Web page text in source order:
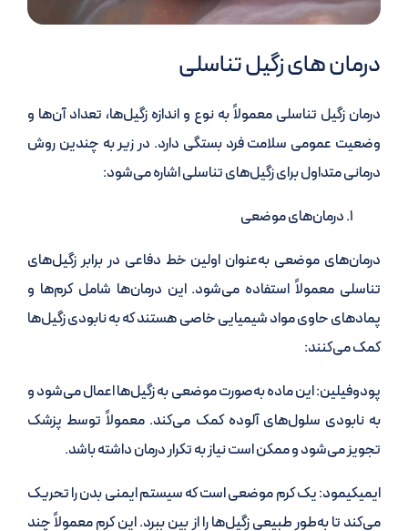
درمان های زگیل تناسلی
درمان زگیل تناسلی معمولاً به نوع و اندازه زگیل‌ها، تعداد آن‌ها و
وضعیت عمومی سلامت فرد بستگی دارد. در زیر به چندین روش
درمانی متداول برای زگیل‌های تناسلی اشاره می‌شود:
درمان‌های موضعی
درمان‌های موضعی به‌عنوان اولین خط دفاعی در برابر زگیل‌های
تناسلی معمولاً استفاده می‌شود. این درمان‌ها شامل کرم‌ها و
پمادهای حاوی مواد شیمیایی خاصی هستند که به نابودی زگیل‌ها
کمک می‌کنند:
پودوفیلین: این ماده به‌صورت موضعی به زگیل‌ها اعمال می‌شود و
به نابودی سلول‌های آلوده کمک می‌کند. معمولاً توسط پزشک
تجویز می‌شود و ممکن است نیاز به تکرار درمان داشته باشد.
ایمیکیمود: یک کرم موضعی است که سیستم ایمنی بدن را تحریک
می‌کند تا به‌طور طبیعی زگیل‌ها را از بین ببرد. این کرم معمولاً چند